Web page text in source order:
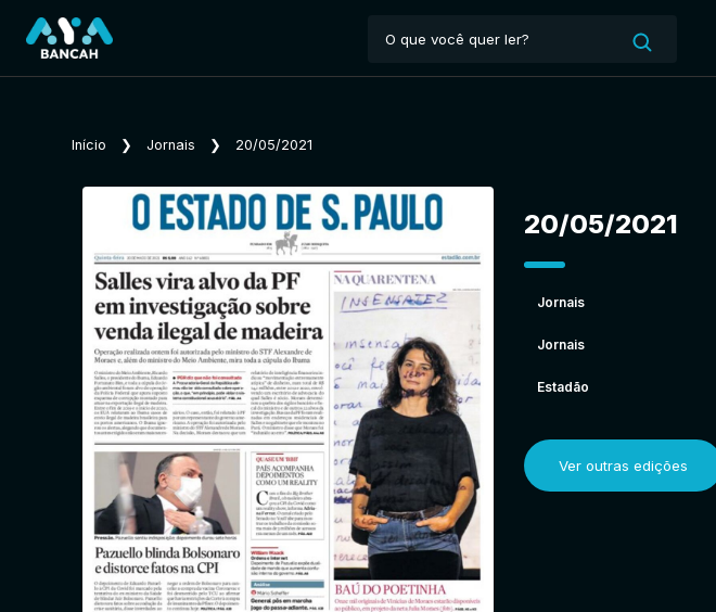
Início ❯ Jornais ❯ 20/05/2021
20/05/2021
Jornais
Jornais
Estadão
Ver outras edições